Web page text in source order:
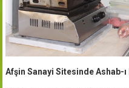
Afşin Sanayi Sitesinde Ashab-ı